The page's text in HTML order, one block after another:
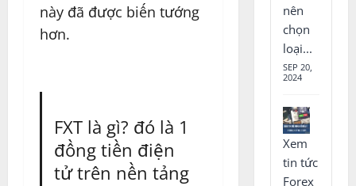
này đã được biến tướng
hơn.
FXT là gì? đó là 1
đồng tiền điện
tử trên nền tảng
nên
chọn
loại...
SEP 20,
2024
Xem
tin tức
Forex